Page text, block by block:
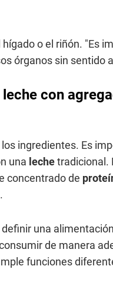
o el riñón. "Es
órganos sin sentido
con
ingredientes. Es
una lechetradicional.
concentrado de
una
de manera
funciones